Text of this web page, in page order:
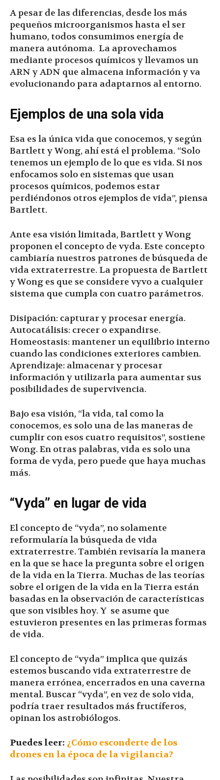
A pesar de las diferencias, desde los más
pequeños microorganismos hasta el ser
humano, todos consumimos energía de
manera autónoma. La aprovechamos
mediante procesos químicos y llevamos un
ARN y ADN que almacena información y va
evolucionando para adaptarnos al entorno.
Ejemplos de una sola vida
Esa es la única vida que conocemos, y según
Bartlett y Wong, ahí está el problema. “Solo
tenemos un ejemplo de lo que es vida. Si nos
enfocamos solo en sistemas que usan
procesos químicos, podemos estar
perdiéndonos otros ejemplos de vida”, piensa
Bartlett.
Ante esa visión limitada, Bartlett y Wong
proponen el concepto de vyda. Este concepto
cambiaría nuestros patrones de búsqueda de
vida extraterrestre. La propuesta de Bartlett
y Wong es que se considere vyvo a cualquier
sistema que cumpla con cuatro parámetros.
Disipación: capturar y procesar energía.
Autocatálisis: crecer o expandirse.
Homeostasis: mantener un equilibrio interno
cuando las condiciones exteriores cambien.
Aprendizaje: almacenar y procesar
información y utilizarla para aumentar sus
posibilidades de supervivencia.
Bajo esa visión, “la vida, tal como la
conocemos, es solo una de las maneras de
cumplir con esos cuatro requisitos”, sostiene
Wong. En otras palabras, vida es solo una
forma de vyda, pero puede que haya muchas
más.
“Vyda” en lugar de vida
El concepto de “vyda”, no solamente
reformularía la búsqueda de vida
extraterrestre. También revisaría la manera
en la que se hace la pregunta sobre el origen
de la vida en la Tierra. Muchas de las teorías
sobre el origen de la vida en la Tierra están
basadas en la observación de características
que son visibles hoy. Y se asume que
estuvieron presentes en las primeras formas
de vida.
El concepto de “vyda” implica que quizás
estemos buscando vida extraterrestre de
manera errónea, encerrados en una caverna
mental. Buscar “vyda”, en vez de solo vida,
podría traer resultados más fructíferos,
opinan los astrobiólogos.
Puedes leer: ¿Cómo esconderte de los
drones en la época de la vigilancia?